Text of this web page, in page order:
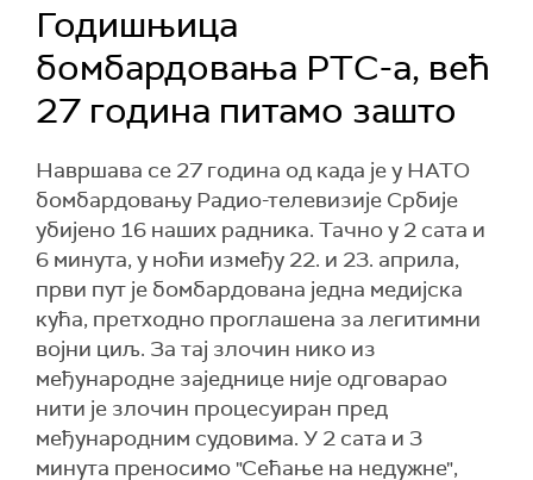
Годишњица
бомбардовања РТС-а, већ
27 година питамо зашто
Навршава се 27 година од када је у НАТО
бомбардовању Радио-телевизије Србије
убијено 16 наших радника. Тачно у 2 сата и
6 минута, у ноћи између 22. и 23. априла,
први пут је бомбардована једна медијска
кућа, претходно проглашена за легитимни
војни циљ. За тај злочин нико из
међународне заједнице није одговарао
нити је злочин процесуиран пред
међународним судовима. У 2 сата и 3
минута преносимо "Сећање на недужне",